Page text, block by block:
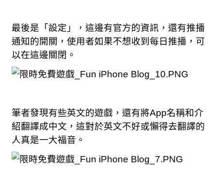
最後是「設定」，這邊有官方的資訊，還有推播
通知的開關，使用者如果不想收到每日推播，可
以在這邊關閉。
筆者發現有些英文的遊戲，還有將App名稱和介
紹翻譯成中文，這對於英文不好或懶得去翻譯的
人真是一大福音。